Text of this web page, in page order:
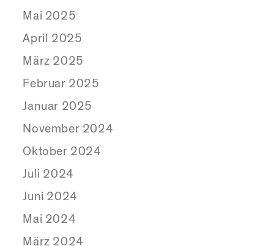
Mai 2025
April 2025
März 2025
Februar 2025
Januar 2025
November 2024
Oktober 2024
Juli 2024
Juni 2024
Mai 2024
März 2024